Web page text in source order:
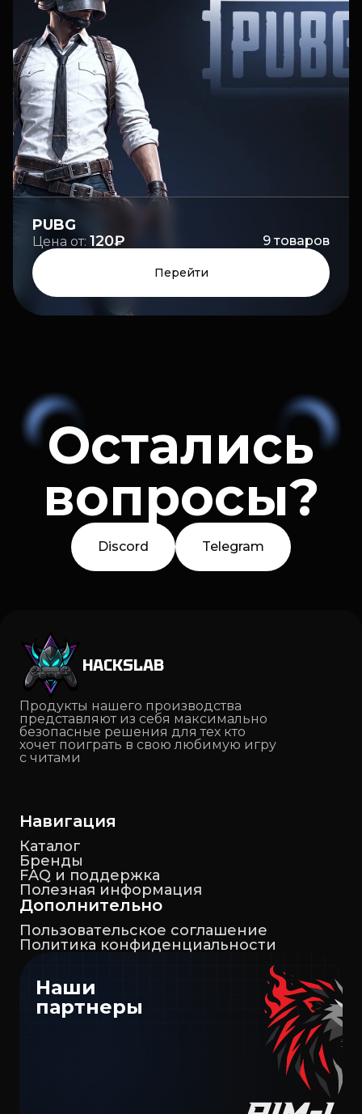
PUBG
Цена от: 120₽ 9товаров
Перейти
Остались
вопросы?
Discord Telegram
HACKSLAB
Продукты нашего производства
представляют из себя максимально
безопасные решения для тех кто
хочет поиграть в свою любимую игру
с читами
Навигация
Каталог
Бренды
FAQ и поддержка
Полезная информация
Дополнительно
Пользовательское соглашение
Политика конфиденциальности
Наши
партнеры